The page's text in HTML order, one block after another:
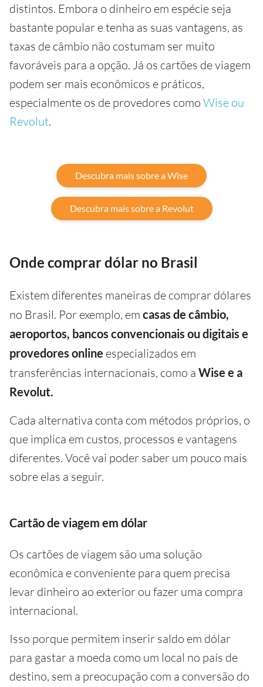
distintos. Embora o dinheiro em espécie seja
bastante popular e tenha as suas vantagens, as
taxas de câmbio não costumam ser muito
favoráveis para a opção. Já os cartões de viagem
podem ser mais econômicos e práticos,
especialmente os de provedores como Wise ou
Revolut.
Descubra mais sobre a Wise
Descubra mais sobre a Revolut
Onde comprar dólar no Brasil
Existem diferentes maneiras de comprar dólares
no Brasil. Por exemplo, em casas de câmbio,
aeroportos, bancos convencionais ou digitais e
provedores online especializados em
transferências internacionais, como a Wise e a
Revolut.
Cada alternativa conta com métodos próprios, o
que implica em custos, processos e vantagens
diferentes. Você vai poder saber um pouco mais
sobre elas a seguir.
Cartão de viagem em dólar
Os cartões de viagem são uma solução
econômica e conveniente para quem precisa
levar dinheiro ao exterior ou fazer uma compra
internacional.
Isso porque permitem inserir saldo em dólar
para gastar a moeda como um local no país de
destino, sem a preocupação com a conversão do